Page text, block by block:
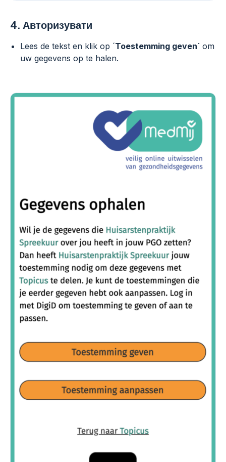
4. Авторизувати
Lees de tekst en klik op ´Toestemming geven´ om
uw gegevens op te halen.